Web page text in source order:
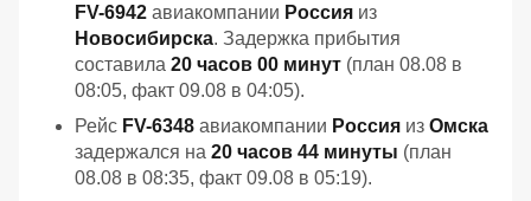
FV-6942 авиакомпании Россия из
Новосибирска. Задержка прибытия
составила 20 часов 00 минут (план 08.08 в
08:05, факт 09.08 в 04:05).
Рейс FV-6348 авиакомпании Россия из Омска
задержался на 20 часов 44 минуты (план
08.08 в 08:35, факт 09.08 в 05:19).